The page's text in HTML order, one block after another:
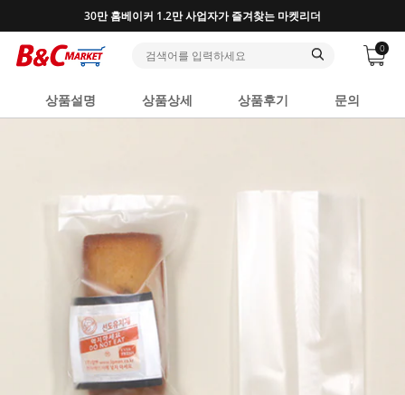
30만 홈베이커 1.2만 사업자가 즐겨찾는 마켓리더
0
상품설명 상품상세 상품후기 문의